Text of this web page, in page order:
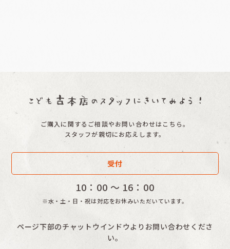
ご購入に関するご相談やお問い合わせはこちら。
スタッフが親切にお応えします。
受付
10：00 〜 16：00
※水・土・日・祝は対応をお休みいただいています。
ページ下部のチャットウインドウよりお問い合わせくださ
い。